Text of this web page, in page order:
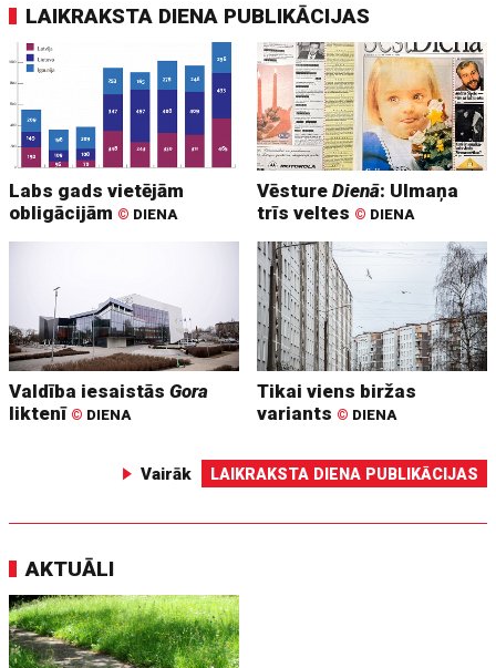
LAIKRAKSTA DIENA PUBLIKĀCIJAS
Labs gads vietējām
obligācijām © DIENA
VēstureDienā: Ulmaņa
trīs veltes © DIENA
Valdība iesaistāsGora
liktenī © DIENA
Tikai viens biržas
variants © DIENA
Vairāk LAIKRAKSTA DIENA PUBLIKĀCIJAS
AKTUĀLI